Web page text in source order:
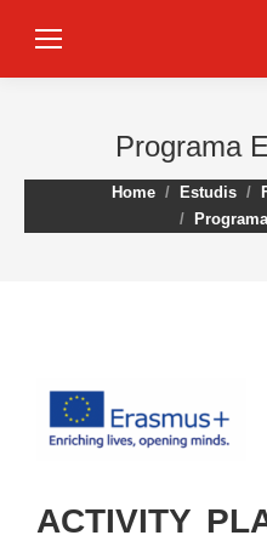
Programa
You are here:
Home Estudis
ACTIVITY